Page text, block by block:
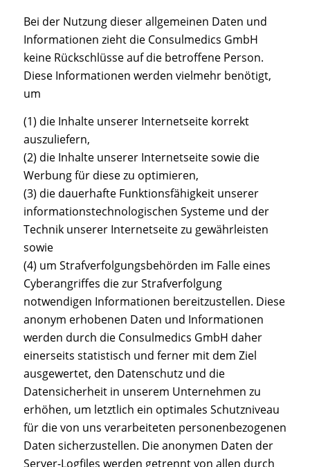
Bei der Nutzung dieser allgemeinen Daten und
Informationen zieht die Consulmedics GmbH
keine Rückschlüsse auf die betroffene Person.
Diese Informationen werden vielmehr benötigt,
um
(1) die Inhalte unserer Internetseite korrekt
auszuliefern,
(2) die Inhalte unserer Internetseite sowie die
Werbung für diese zu optimieren,
(3) die dauerhafte Funktionsfähigkeit unserer
informationstechnologischen Systeme und der
Technik unserer Internetseite zu gewährleisten
sowie
(4) um Strafverfolgungsbehörden im Falle eines
Cyberangriffes die zur Strafverfolgung
notwendigen Informationen bereitzustellen. Diese
anonym erhobenen Daten und Informationen
werden durch die Consulmedics GmbH daher
einerseits statistisch und ferner mit dem Ziel
ausgewertet, den Datenschutz und die
Datensicherheit in unserem Unternehmen zu
erhöhen, um letztlich ein optimales Schutzniveau
für die von uns verarbeiteten personenbezogenen
Daten sicherzustellen. Die anonymen Daten der
Server-Logfiles werden getrennt von allen durch